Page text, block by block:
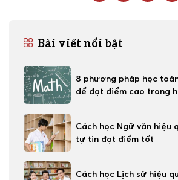
Bài viết nổi bật
8 phương pháp học
để đạt điểm cao trong
Cách học Ngữ văn hiệu
tự tin đạt điểm tốt
Cách học Lịch sử hiệu